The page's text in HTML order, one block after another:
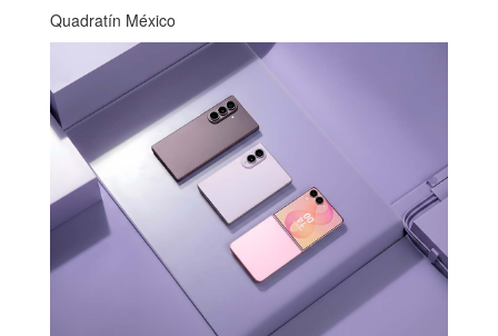
Quadratín México